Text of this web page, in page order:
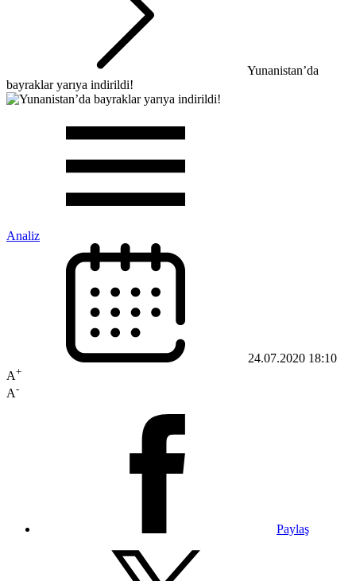
Yunanistan’da
bayraklar yarıya indirildi!
Analiz
24.07.2020 18:10
A+
A-
Paylaş